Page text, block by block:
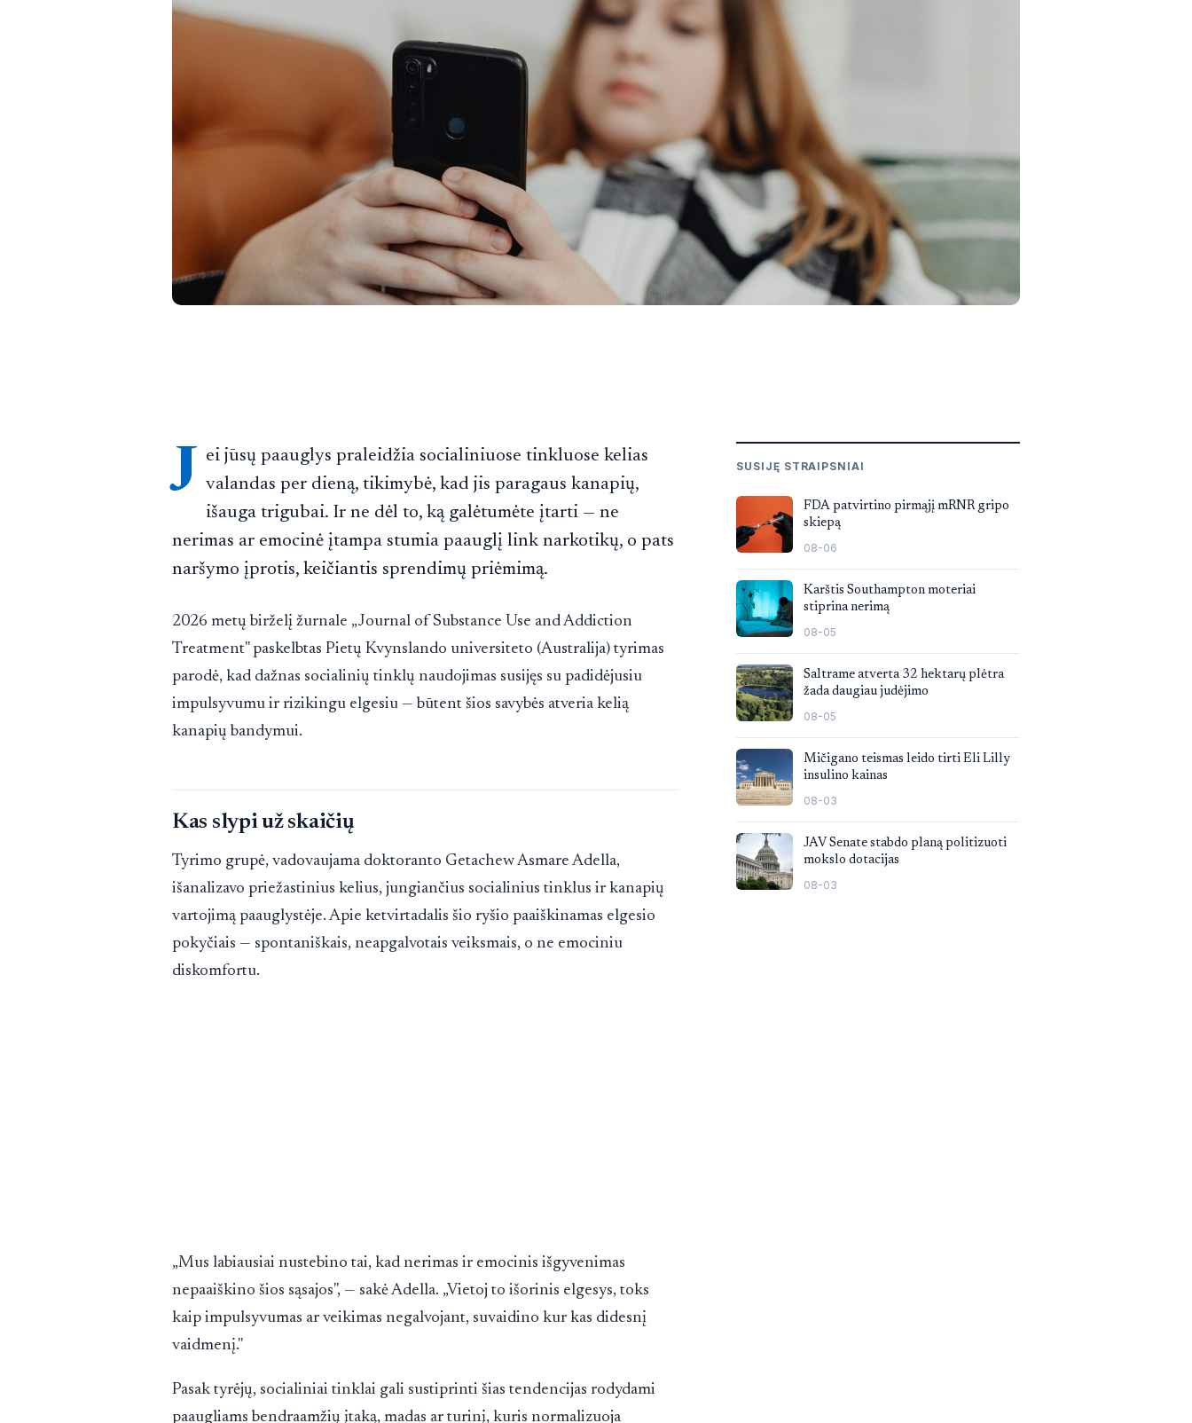
J
ei jūsų paauglys praleidžia socialiniuose tinkluose kelias
valandas per dieną, tikimybė, kad jis paragaus kanapių,
išauga trigubai. Ir ne dėl to, ką galėtumėte įtarti — ne
nerimas ar emocinė įtampa stumia paauglį link narkotikų, o pats
naršymo įprotis, keičiantis sprendimų priėmimą.
2026 metų birželį žurnale „Journal of Substance Use and Addiction
Treatment" paskelbtas Pietų Kvynslando universiteto (Australija) tyrimas
parodė, kad dažnas socialinių tinklų naudojimas susijęs su padidėjusiu
impulsyvumu ir rizikingu elgesiu — būtent šios savybės atveria kelią
kanapių bandymui.
Kas slypi už skaičių
Tyrimo grupė, vadovaujama doktoranto Getachew Asmare Adella,
išanalizavo priežastinius kelius, jungiančius socialinius tinklus ir kanapių
vartojimą paauglystėje. Apie ketvirtadalis šio ryšio paaiškinamas elgesio
pokyčiais — spontaniškais, neapgalvotais veiksmais, o ne emociniu
diskomfortu.
„Mus labiausiai nustebino tai, kad nerimas ir emocinis išgyvenimas
nepaaiškino šios sąsajos", — sakė Adella. „Vietoj to išorinis elgesys, toks
kaip impulsyvumas ar veikimas negalvojant, suvaidino kur kas didesnį
vaidmenį."
Pasak tyrėjų, socialiniai tinklai gali sustiprinti šias tendencijas rodydami
paaugliams bendraamžių įtaką, madas ar turinį, kuris normalizuoja
SUSIJĘ STRAIPSNIAI
FDA patvirtino pirmąjį mRNR gripo
skiepą
08-06
Karštis Southampton moteriai
stiprina nerimą
08-05
Saltrame atverta 32 hektarų plėtra
žada daugiau judėjimo
08-05
Mičigano teismas leido tirti Eli Lilly
insulino kainas
08-03
JAV Senate stabdo planą politizuoti
mokslo dotacijas
08-03